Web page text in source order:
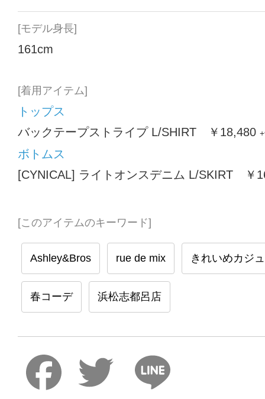
[モデル身長]
161cm
[着用アイテム]
トップス
バックテープストライプ L/SHIRT ￥18,480
ボトムス
[CYNICAL] ライトオンスデニム L/SKIRT ￥
[このアイテムのキーワード]
Ashley&Bros rue de mix きれいめカジ
春コーデ 浜松志都呂店
Twitter